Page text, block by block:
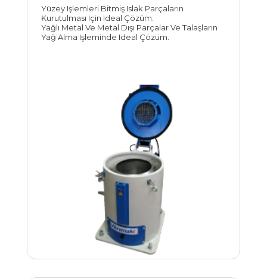
Yüzey Işlemleri Bitmiş Islak Parçaların
Kurutulması Için Ideal Çözüm.
Yağlı Metal Ve Metal Dışı Parçalar Ve Talaşların
Yağ Alma Işleminde Ideal Çözüm.